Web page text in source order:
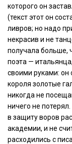
которого он
(текст этот он
ливров; но надо
некрасив и не
получала больше,
поэта —
своими руками: он
короля золотые
никогда не
ничего не
в защиту воров
академии, и не
расходились с